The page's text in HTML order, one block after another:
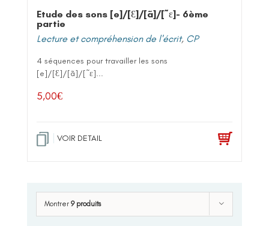
Etude des sons [e]/[Ɛ]/[ã]/[˜ε]- 6ème
partie
Lecture et compréhension de l'écrit, CP
4 séquences pour travailler les sons
[e]/[Ɛ]/[ã]/[˜ε]...
5,00€
VOIR DETAIL
Montrer 9 produits